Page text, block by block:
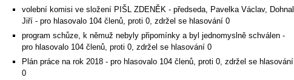
volební komisi ve složení PIŠL ZDENĚK - předseda, Pavelka Václav, Dohnal
Jiří - pro hlasovalo 104 členů, proti 0, zdržel se hlasování 0
program schůze, k němuž nebyly připomínky a byl jednomyslně schválen -
pro hlasovalo 104 členů, proti 0, zdržel se hlasování 0
Plán práce na rok 2018 - pro hlasovalo 104 členů, proti 0, zdržel se hlasování
0